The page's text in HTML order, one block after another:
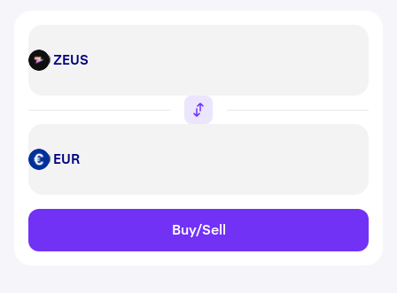
ZEUS ZEUS
EUR EUR
Buy/Sell